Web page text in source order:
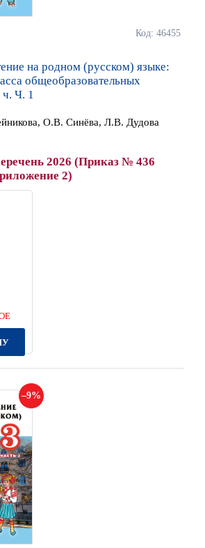
Код: 46455
на родном (русском) языке:
общеобразовательных
ч. Ч. 1
О.В. Синёва, Л.В. Дудова
2026 (Приказ № 436
2)
9